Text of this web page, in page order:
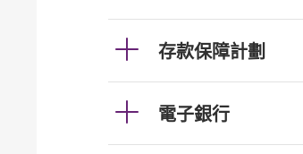
存款保障計劃
電子銀行